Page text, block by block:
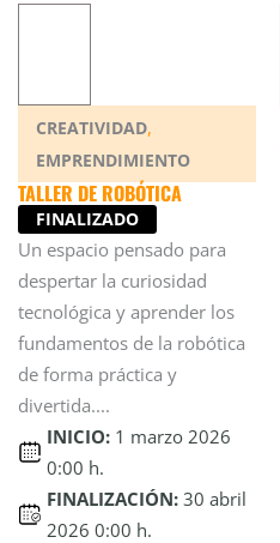
CREATIVIDAD,
EMPRENDIMIENTO
TALLER DE ROBÓTICA
FINALIZADO
Un espacio pensado para
despertar la curiosidad
tecnológica y aprender los
fundamentos de la robótica
de forma práctica y
divertida....
INICIO: 1 marzo 2026
0:00 h.
FINALIZACIÓN: 30 abril
2026 0:00 h.